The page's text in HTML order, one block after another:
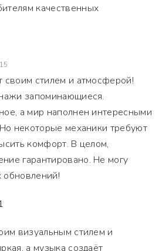
качественных
своим стилем и атмосферой!
запоминающиеся.
а мир наполнен интересными
некоторые механики требуют
комфорт. В целом,
гарантировано. Не могу
визуальным стилем и
а музыка создаёт